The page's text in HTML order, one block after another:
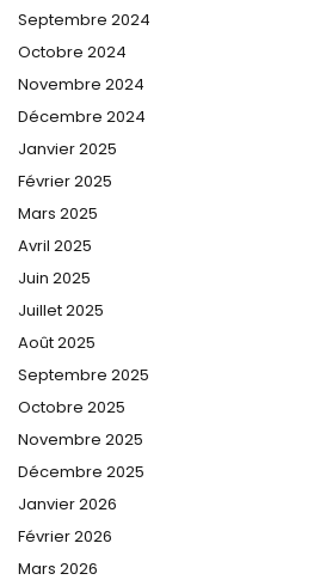
Septembre 2024
Octobre 2024
Novembre 2024
Décembre 2024
Janvier 2025
Février 2025
Mars 2025
Avril 2025
Juin 2025
Juillet 2025
Août 2025
Septembre 2025
Octobre 2025
Novembre 2025
Décembre 2025
Janvier 2026
Février 2026
Mars 2026